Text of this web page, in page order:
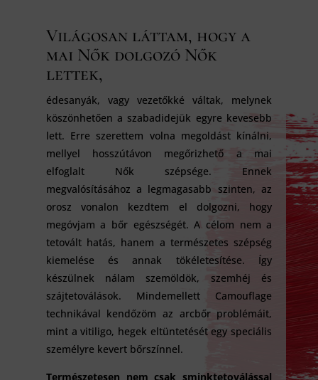
Világosan láttam, hogy a
mai Nők dolgozó Nők
lettek,
édesanyák, vagy vezetőkké váltak, melynek
köszönhetően a szabadidejük egyre kevesebb
lett. Erre szerettem volna megoldást kínálni,
mellyel hosszútávon megőrizhető a mai
elfoglalt Nők szépsége. Ennek
megvalósításához a legmagasabb szinten, az
orosz vonalon kezdtem el dolgozni, hogy
megóvjam a bőr egészségét. A célom nem a
tetovált hatás, hanem a természetes szépség
kiemelése és annak tökéletesítése. Így
készülnek nálam szemöldök, szemhéj és
szájtetoválások. Mindemellett Camouflage
technikával kendőzöm az arcbőr problémáit,
mint a vitiligo, hegek eltüntetését egy speciális
személyre kevert bőrszínnel.
Természetesen nem csak sminktetoválással